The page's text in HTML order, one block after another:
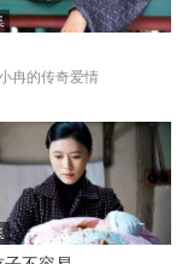
冉的传奇爱情